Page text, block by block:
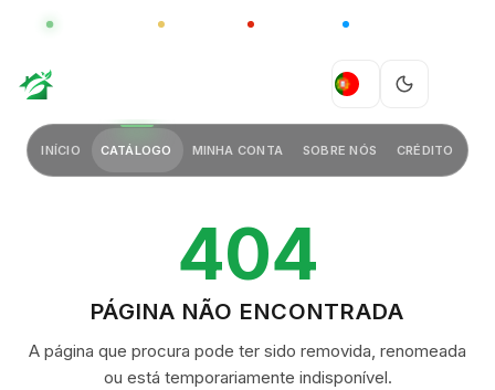
GLOBAL CHINA
PT
INÍCIO CATÁLOGO MINHA CONTA SOBRE NÓS CRÉDITO
404
PÁGINA NÃO ENCONTRADA
A página que procura pode ter sido removida, renomeada
ou está temporariamente indisponível.